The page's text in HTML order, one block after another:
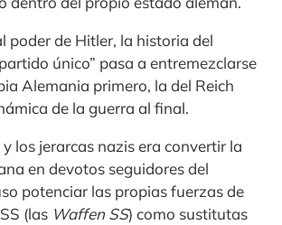
poder de Hitler, la historia del
único” pasa a entremezclarse
Alemania primero, la del Reich
de la guerra al final.
los jerarcas nazis era convertir la
en devotos seguidores del
potenciar las propias fuerzas de
(las Waffen SS) como sustitutas